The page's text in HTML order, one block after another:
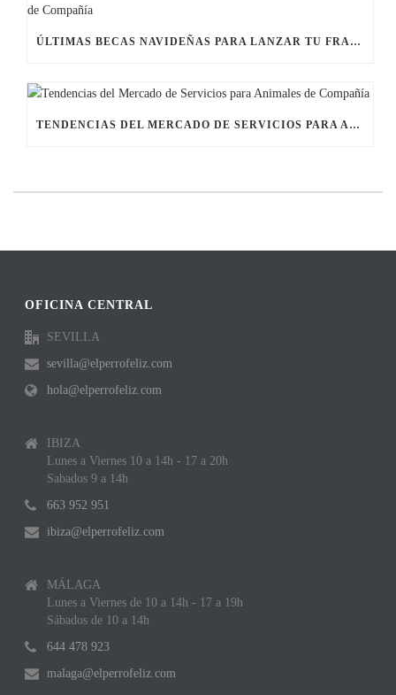
ÚLTIMAS BECAS NAVIDEÑAS PARA LANZAR TU FRANQUICIA DE ANIMALES DE COMPAÑÍA
TENDENCIAS DEL MERCADO DE SERVICIOS PARA ANIMALES DE COMPAÑÍA
OFICINA CENTRAL
SEVILLA
sevilla@elperrofeliz.com
hola@elperrofeliz.com
IBIZA
Lunes a Viernes 10 a 14h - 17 a 20h
Sabados 9 a 14h
663 952 951
ibiza@elperrofeliz.com
MÁLAGA
Lunes a Viernes de 10 a 14h - 17 a 19h
Sábados de 10 a 14h
644 478 923
malaga@elperrofeliz.com